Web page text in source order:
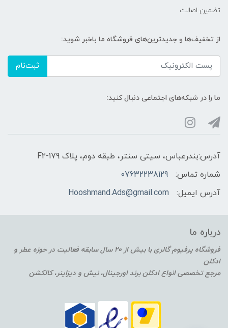
تضمین اصالت
از تخفیف‌ها و جدیدترین‌های فروشگاه ما باخبر شوید:
ثبت‌نام
ما را در شبکه‌های اجتماعی دنبال کنید:
آدرس:بندرعباس، سیتی سنتر، طبقه دوم، پلاک F2-179
شماره تماس:
07632238129
آدرس ایمیل:
Hooshmand.Ads@gmail.com
درباره ما
فروشگاه پرفیوم گالری با بیش از 20 سال سابقه فعالیت در حوزه عطر و
ادکلن
مرجع تخصصی انواع ادکلن برند اورجینال، نیش و دیزاینر، کالکشن